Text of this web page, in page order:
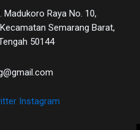
Madukoro Raya No. 10,
Semarang Barat,
50144
Instagram